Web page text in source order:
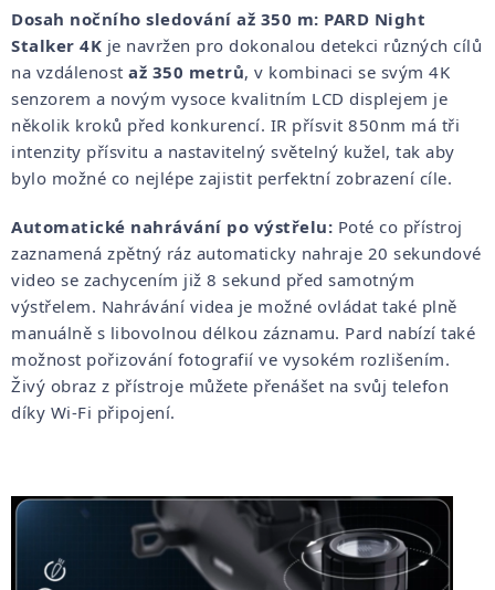
Dosah nočního sledování až 350 m: PARD Night
Stalker 4K je navržen pro dokonalou detekci různých cílů
na vzdálenost až 350 metrů, v kombinaci se svým 4K
senzorem a novým vysoce kvalitním LCD displejem je
několik kroků před konkurencí. IR přísvit 850nm má tři
intenzity přísvitu a nastavitelný světelný kužel, tak aby
bylo možné co nejlépe zajistit perfektní zobrazení cíle.
Automatické nahrávání po výstřelu: Poté co přístroj
zaznamená zpětný ráz automaticky nahraje 20 sekundové
video se zachycením již 8 sekund před samotným
výstřelem. Nahrávání videa je možné ovládat také plně
manuálně s libovolnou délkou záznamu. Pard nabízí také
možnost pořizování fotografií ve vysokém rozlišením.
Živý obraz z přístroje můžete přenášet na svůj telefon
díky Wi-Fi připojení.